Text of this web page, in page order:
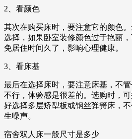
2、看颜色
其次在购买床时，要注意它的颜色
选择，如果卧室装修颜色过于艳丽
免居住时间久了，影响心理健康。
3、看床基
最后在选择床时，要注意床基，不
不行，体验感是很差的。选购时，
好选择多层矫型板或钢丝弹簧床，
生噪声。
宿舍双人床一般尺寸是多少